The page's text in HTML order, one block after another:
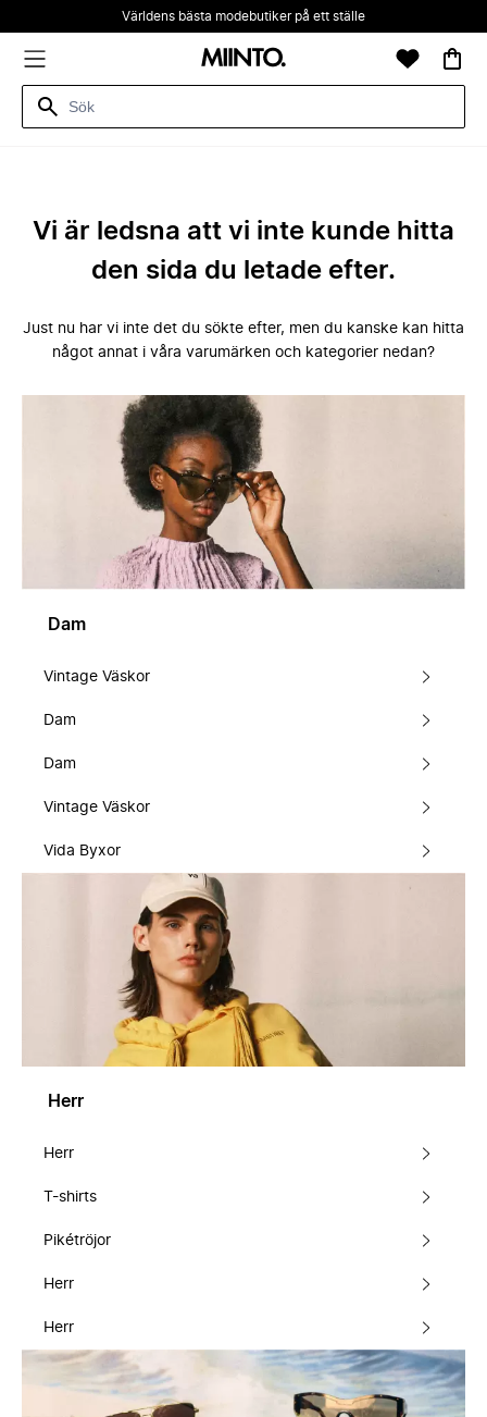
Världens bästa modebutiker på ett ställe
Vi är ledsna att vi inte kunde hitta
den sida du letade efter.
Just nu har vi inte det du sökte efter, men du kanske kan hitta
något annat i våra varumärken och kategorier nedan?
Dam
Vintage Väskor
Dam
Dam
Vintage Väskor
Vida Byxor
Herr
Herr
T-shirts
Pikétröjor
Herr
Herr